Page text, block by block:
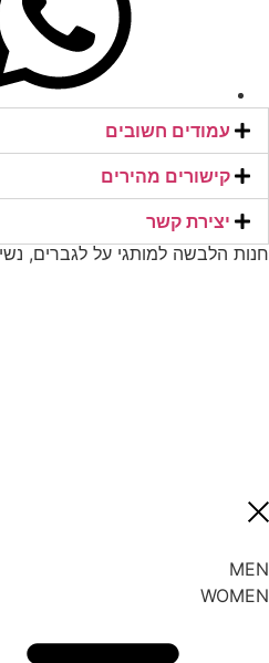
עמודים חשובים
קישורים מהירים​
יצירת קשר​
חנות הלבשה למותגי על לגברים,
MEN
WOMEN